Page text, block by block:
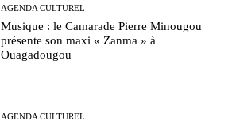
AGENDA CULTUREL
Musique : le Camarade Pierre Minougou
présente son maxi « Zanma » à
Ouagadougou
AGENDA CULTUREL